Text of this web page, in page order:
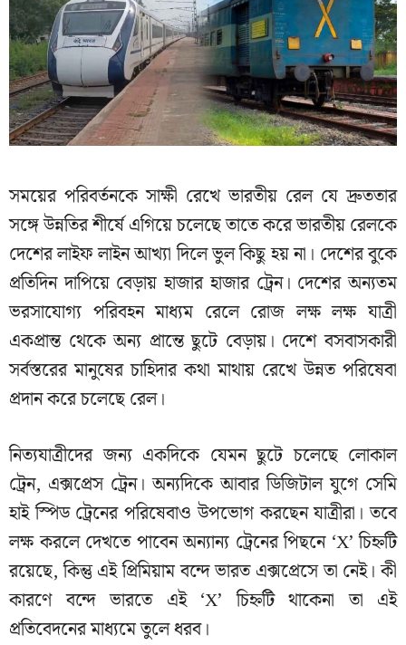
সময়ের পরিবর্তনকে সাক্ষী রেখে ভারতীয় রেল যে দ্রুততার
সঙ্গে উন্নতির শীর্ষে এগিয়ে চলেছে তাতে করে ভারতীয় রেলকে
দেশের লাইফ লাইন আখ্যা দিলে ভুল কিছু হয় না। দেশের বুকে
প্রতিদিন দাপিয়ে বেড়ায় হাজার হাজার ট্রেন। দেশের অন্যতম
ভরসাযোগ্য পরিবহন মাধ্যম রেলে রোজ লক্ষ লক্ষ যাত্রী
একপ্রান্ত থেকে অন্য প্রান্তে ছুটে বেড়ায়। দেশে বসবাসকারী
সর্বস্তরের মানুষের চাহিদার কথা মাথায় রেখে উন্নত পরিষেবা
প্রদান করে চলেছে রেল।
নিত্যযাত্রীদের জন্য একদিকে যেমন ছুটে চলেছে লোকাল
ট্রেন, এক্সপ্রেস ট্রেন। অন্যদিকে আবার ডিজিটাল যুগে সেমি
হাই স্পিড ট্রেনের পরিষেবাও উপভোগ করছেন যাত্রীরা। তবে
লক্ষ করলে দেখতে পাবেন অন্যান্য ট্রেনের পিছনে ‘X’ চিহ্নটি
রয়েছে, কিন্তু এই প্রিমিয়াম বন্দে ভারত এক্সপ্রেসে তা নেই। কী
কারণে বন্দে ভারতে এই ‘X’ চিহ্নটি থাকেনা তা এই
প্রতিবেদনের মাধ্যমে তুলে ধরব।